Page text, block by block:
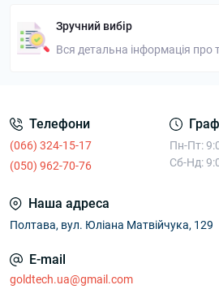
Зручний вибір
Вся детальна інформація про
Телефони
(066) 324-15-17
(050) 962-70-76
Пн-Пт:
Сб-Нд:
Наша адреса
Полтава, вул. Юліана Матвійчука, 129
E-mail
goldtech.ua@gmail.com